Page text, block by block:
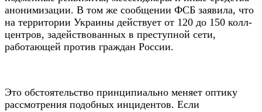
анонимизации. В том же сообщении ФСБ заявила, что
на территории Украины действует от 120 до 150 колл-
центров, задействованных в преступной сети,
работающей против граждан России.
Это обстоятельство принципиально меняет оптику
рассмотрения подобных инцидентов. Если